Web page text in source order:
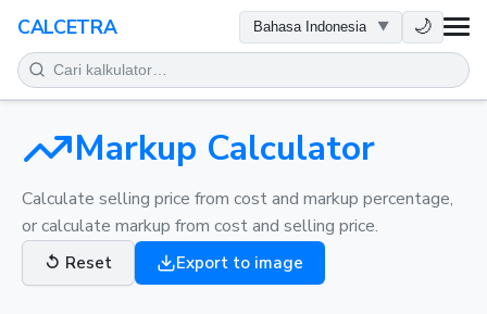
CALCETRA 🌙
MATEMATIKA
KONVERSI
SAINS
SEHARI-HARI
Markup Calculator
Calculate selling price from cost and markup percentage,
or calculate markup from cost and selling price.
↺ Reset Export to image